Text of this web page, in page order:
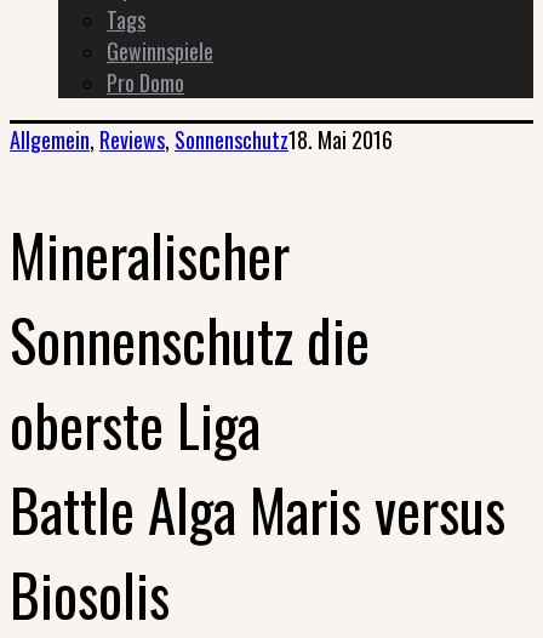
Tags
Gewinnspiele
Pro Domo
Allgemein, Reviews, Sonnenschutz18. Mai 2016
Mineralischer
Sonnenschutz die
oberste Liga
Battle Alga Maris versus
Biosolis